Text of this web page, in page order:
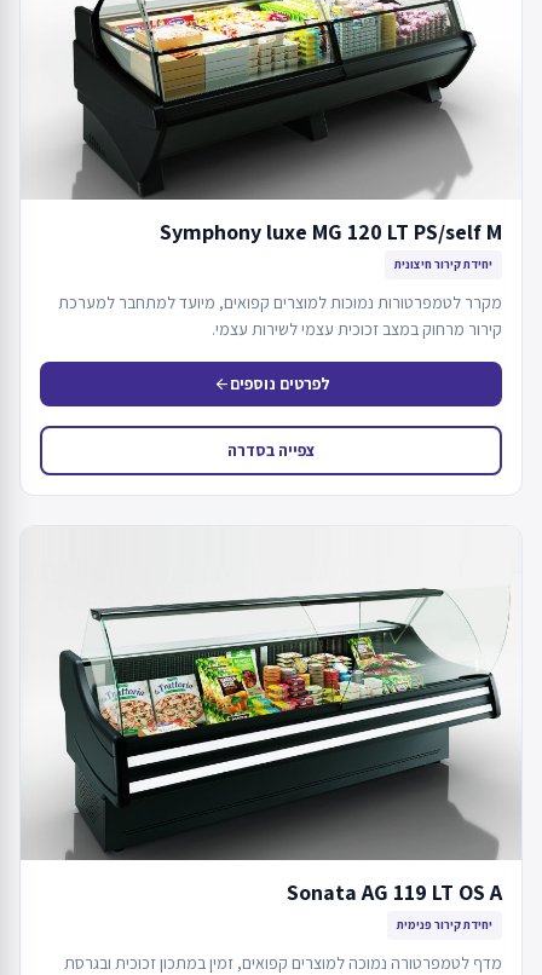
Symphony luxe MG 120 LT PS/self M
יחידת קירור חיצונית
מקרר לטמפרטורות נמוכות למוצרים קפואים, מיועד למתחבר למערכת
קירור מרחוק במצב זכוכית עצמי לשירות עצמי.
לפרטים נוספיםarrow_back
צפייה בסדרה
Sonata AG 119 LT OS A
יחידת קירור פנימית
מדף לטמפרטורה נמוכה למוצרים קפואים, זמין במתכון זכוכית ובגרסת